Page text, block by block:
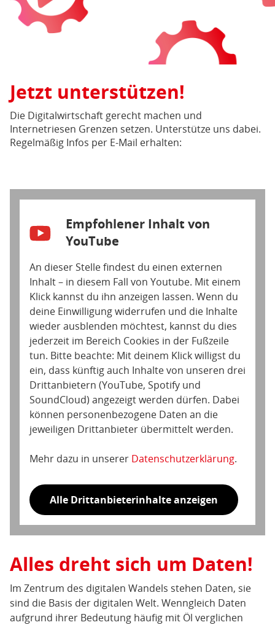
(pdf),
189
Jetzt unterstützen!
Die Digitalwirtschaft gerecht machen und
Internetriesen Grenzen setzen. Unterstütze uns dabei.
Regelmäßig Infos per E-Mail erhalten:
Empfohlener Inhalt von
YouTube
An dieser Stelle findest du einen externen
Inhalt – in diesem Fall von Youtube. Mit einem
Klick kannst du ihn anzeigen lassen. Wenn du
deine Einwilligung widerrufen und die Inhalte
wieder ausblenden möchtest, kannst du dies
jederzeit im Bereich Cookies in der Fußzeile
tun. Bitte beachte: Mit deinem Klick willigst du
ein, dass künftig auch Inhalte von unseren drei
Drittanbietern (YouTube, Spotify und
SoundCloud) angezeigt werden dürfen. Dabei
können personenbezogene Daten an die
jeweiligen Drittanbieter übermittelt werden.
Mehr dazu in unserer Datenschutzerklärung.
Alle Drittanbieterinhalte anzeigen
Alles dreht sich um Daten!
Im Zentrum des digitalen Wandels stehen Daten, sie
sind die Basis der digitalen Welt. Wenngleich Daten
aufgrund ihrer Bedeutung häufig mit Öl verglichen